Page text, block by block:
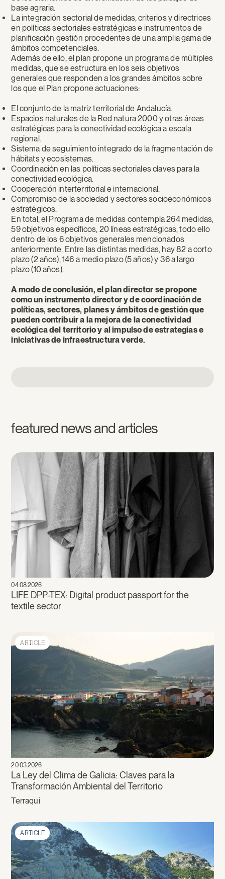
base agraria.
La integración sectorial de medidas, criterios y directrices
en políticas sectoriales estratégicas e instrumentos de
planificación gestión procedentes de una amplia gama de
ámbitos competenciales.
Además de ello, el plan propone un programa de múltiples
medidas, que se estructura en los seis objetivos
generales que responden a los grandes ámbitos sobre
los que el Plan propone actuaciones:
El conjunto de la matriz territorial de Andalucía.
Espacios naturales de la Red natura 2000 y otras áreas
estratégicas para la conectividad ecológica a escala
regional.
Sistema de seguimiento integrado de la fragmentación de
hábitats y ecosistemas.
Coordinación en las políticas sectoriales claves para la
conectividad ecológica.
Cooperación interterritorial e internacional.
Compromiso de la sociedad y sectores socioeconómicos
estratégicos.
En total, el Programa de medidas contempla 264 medidas,
59 objetivos específicos, 20 líneas estratégicas, todo ello
dentro de los 6 objetivos generales mencionados
anteriormente. Entre las distintas medidas, hay 82 a corto
plazo (2 años), 146 a medio plazo (5 años) y 36 a largo
plazo (10 años).
A modo de conclusión, el plan director se propone
como un instrumento director y de coordinación de
políticas, sectores, planes y ámbitos de gestión que
pueden contribuir a la mejora de la conectividad
ecológica del territorio y al impulso de estrategias e
iniciativas de infraestructura verde.
featured news and articles
04.08.2026
LIFE DPP-TEX: Digital product passport for the
textile sector
ARTICLE
20.03.2026
La Ley del Clima de Galicia: Claves para la
Transformación Ambiental del Territorio
Terraqui
ARTICLE